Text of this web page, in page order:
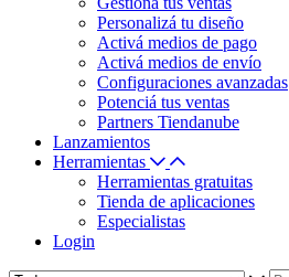
Personalizá tu diseño
Activá medios de pago
Activá medios de envío
Configuraciones avanzadas
Potenciá tus ventas
Partners Tiendanube
Lanzamientos
Herramientas
Herramientas gratuitas
Tienda de aplicaciones
Especialistas
Login